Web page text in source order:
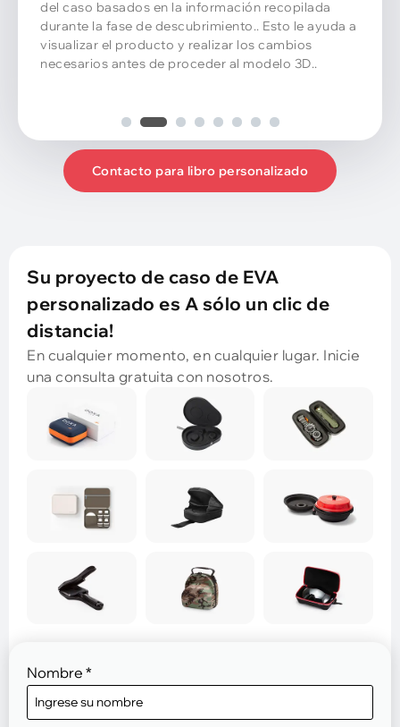
Creamos dibujos simples y representaciones 2D
del caso basados ​​en la información recopilada
durante la fase de descubrimiento.. Esto le ayuda a
visualizar el producto y realizar los cambios
Contacto para libro personalizado
Nombre *
Su proyecto de caso de EVA
personalizado es A sólo un clic de
distancia!
En cualquier momento, en cualquier lugar. Inicie
una consulta gratuita con nosotros.